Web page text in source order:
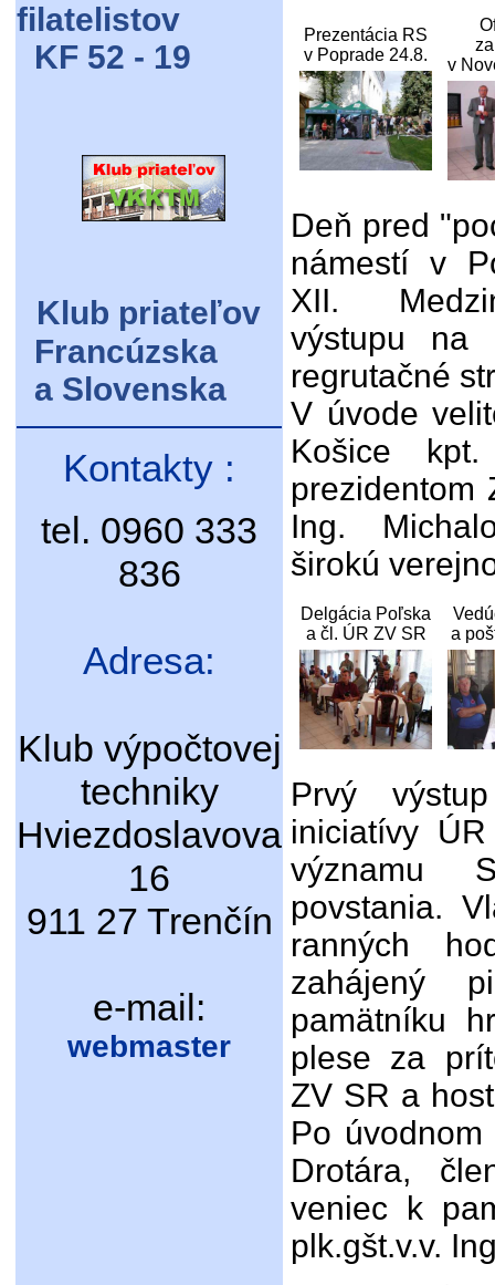
filatelistov
KF 52 - 19
Klub priateľov
Francúzska
a Slovenska
Kontakty :
tel. 0960 333
836
Adresa:
Klub výpočtovej
techniky
Hviezdoslavova
16
911 27 Trenčín
e-mail:
webmaster
Prezentácia RS
v Poprade 24.8.
v
Deň pred
námestí v
XII.
výstupu na
regrutačné
V úvode
Košice
prezidentom
Ing.
širokú
Delgácia Poľska
a čl. ÚR ZV SR
a
Prvý
iniciatívy
významu
povstania.
ranných
zahájený
pamätníku
plese za
ZV SR a
Po
Drotára,
veniec k
plk.gšt.v.v.